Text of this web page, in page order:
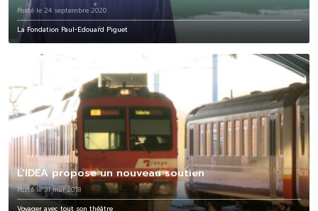
Posté le 24 septembre 2020
La Fondation Paul-Edouard Piguet
L’IDEA propose un nouveau soutien
Posté le 31 mai 2018